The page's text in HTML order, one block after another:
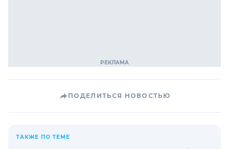
ПОДЕЛИТЬСЯ НОВОСТЬЮ
ТАКЖЕ ПО ТЕМЕ